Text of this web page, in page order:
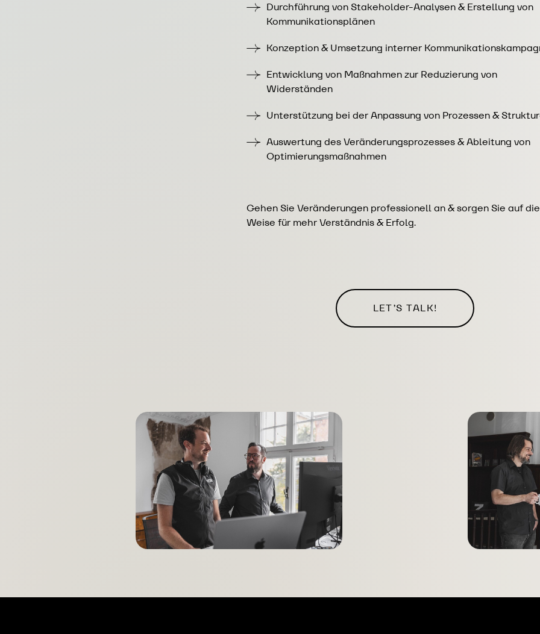
Durchführung von Stakeholder-Analysen & Erstellung von
Kommunikationsplänen
Konzeption & Umsetzung interner
Entwicklung von Maßnahmen zur Reduzierung von
Widerständen
Unterstützung bei der Anpassung von Prozessen &
Auswertung des Veränderungsprozesses & Ableitung von
Optimierungsmaßnahmen
Gehen Sie Veränderungen professionell an & sorgen Sie auf
Weise für mehr Verständnis & Erfolg.